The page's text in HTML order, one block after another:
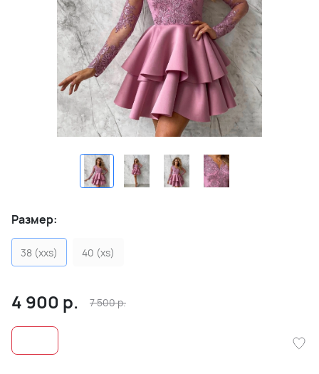
Размер:
38 (xxs) 40 (xs)
4 900 р. 7 500р.